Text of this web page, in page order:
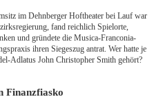
im Dehnberger Hoftheater bei Lauf war
fand reichlich Spielorte,
und gründete die Musica-Franconia-
ihren Siegeszug antrat. Wer hatte je
Adlatus John Christopher Smith gehört?
Finanzfiasko